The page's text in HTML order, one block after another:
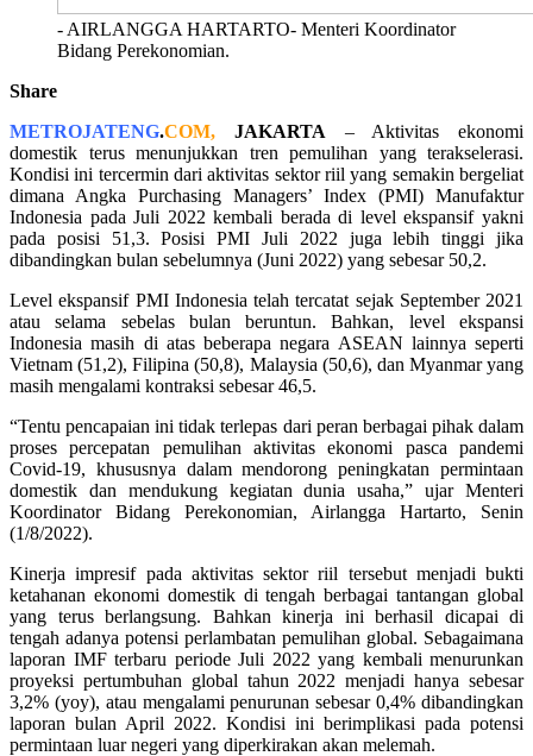
- AIRLANGGA HARTARTO- Menteri Koordinator
Bidang Perekonomian.
Share
METROJATENG.COM, JAKARTA – Aktivitas ekonomi
domestik terus menunjukkan tren pemulihan yang terakselerasi.
Kondisi ini tercermin dari aktivitas sektor riil yang semakin bergeliat
dimana Angka Purchasing Managers’ Index (PMI) Manufaktur
Indonesia pada Juli 2022 kembali berada di level ekspansif yakni
pada posisi 51,3. Posisi PMI Juli 2022 juga lebih tinggi jika
dibandingkan bulan sebelumnya (Juni 2022) yang sebesar 50,2.
Level ekspansif PMI Indonesia telah tercatat sejak September 2021
atau selama sebelas bulan beruntun. Bahkan, level ekspansi
Indonesia masih di atas beberapa negara ASEAN lainnya seperti
Vietnam (51,2), Filipina (50,8), Malaysia (50,6), dan Myanmar yang
masih mengalami kontraksi sebesar 46,5.
“Tentu pencapaian ini tidak terlepas dari peran berbagai pihak dalam
proses percepatan pemulihan aktivitas ekonomi pasca pandemi
Covid-19, khususnya dalam mendorong peningkatan permintaan
domestik dan mendukung kegiatan dunia usaha,” ujar Menteri
Koordinator Bidang Perekonomian, Airlangga Hartarto, Senin
(1/8/2022).
Kinerja impresif pada aktivitas sektor riil tersebut menjadi bukti
ketahanan ekonomi domestik di tengah berbagai tantangan global
yang terus berlangsung. Bahkan kinerja ini berhasil dicapai di
tengah adanya potensi perlambatan pemulihan global. Sebagaimana
laporan IMF terbaru periode Juli 2022 yang kembali menurunkan
proyeksi pertumbuhan global tahun 2022 menjadi hanya sebesar
3,2% (yoy), atau mengalami penurunan sebesar 0,4% dibandingkan
laporan bulan April 2022. Kondisi ini berimplikasi pada potensi
permintaan luar negeri yang diperkirakan akan melemah.